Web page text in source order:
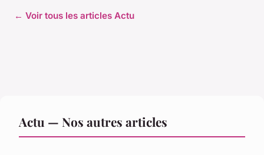
← Voir tous les articles Actu
Actu — Nos autres articles